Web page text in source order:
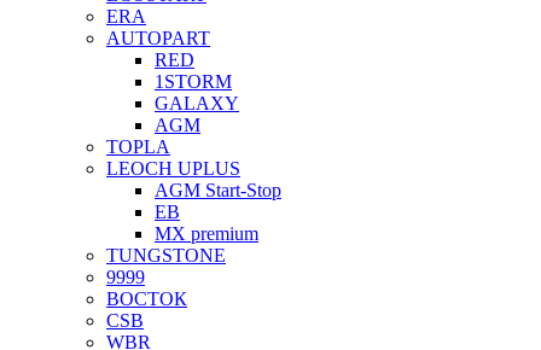
ERA
AUTOPART
RED
1STORM
GALAXY
AGM
TOPLA
LEOCH UPLUS
AGM Start-Stop
EB
MX premium
TUNGSTONE
9999
ВОСТОК
CSB
WBR